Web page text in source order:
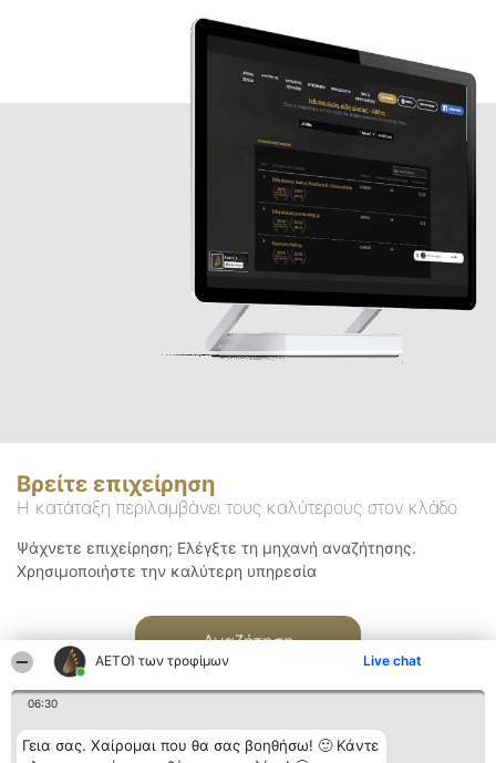
ΑΕΤΟΊ των τροφίμων Live chat
06:30
Γεια σας. Χαίρομαι που θα σας βοηθήσω! 🙂 Κάντε
Βρείτε επιχείρηση
Η κατάταξη περιλαμβάνει τους καλύτερους στον κλάδο
Ψάχνετε επιχείρηση; Ελέγξτε τη μηχανή αναζήτησης.
Χρησιμοποιήστε την καλύτερη υπηρεσία
Αναζήτηση